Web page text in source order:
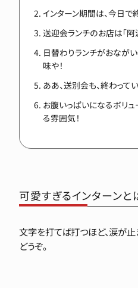
インターン期間は、今日で
送迎会ランチのお店は「阿
日替わりランチがおなが
味や！
ああ、送別会も、終わって
お腹いっぱいになるボリ
る雰囲気！
可愛すぎるインターンと
文字を打てば打つほど、涙が止
どうぞ。